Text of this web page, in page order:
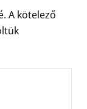
A kötelező